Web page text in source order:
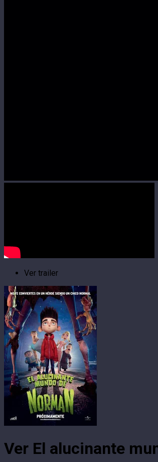
Ver trailer
Ver El alucinante